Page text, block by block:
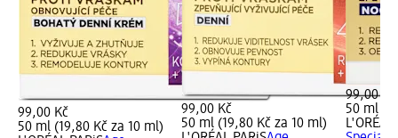
99,00 Kč
50 ml (19,80 Kč za 10 ml)
99,00 Kč
50 ml (19,80 Kč za 10 ml)
99,00 Kč
50 ml
L'ORÉAL